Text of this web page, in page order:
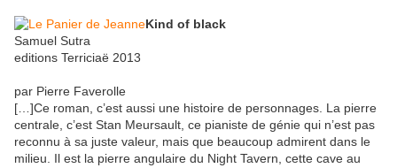
Kind of black
Samuel Sutra
editions Terriciaë 2013
par Pierre Faverolle
[…]Ce roman, c’est aussi une histoire de personnages. La pierre
centrale, c’est Stan Meursault, ce pianiste de génie qui n’est pas
reconnu à sa juste valeur, mais que beaucoup admirent dans le
milieu. Il est la pierre angulaire du Night Tavern, cette cave au